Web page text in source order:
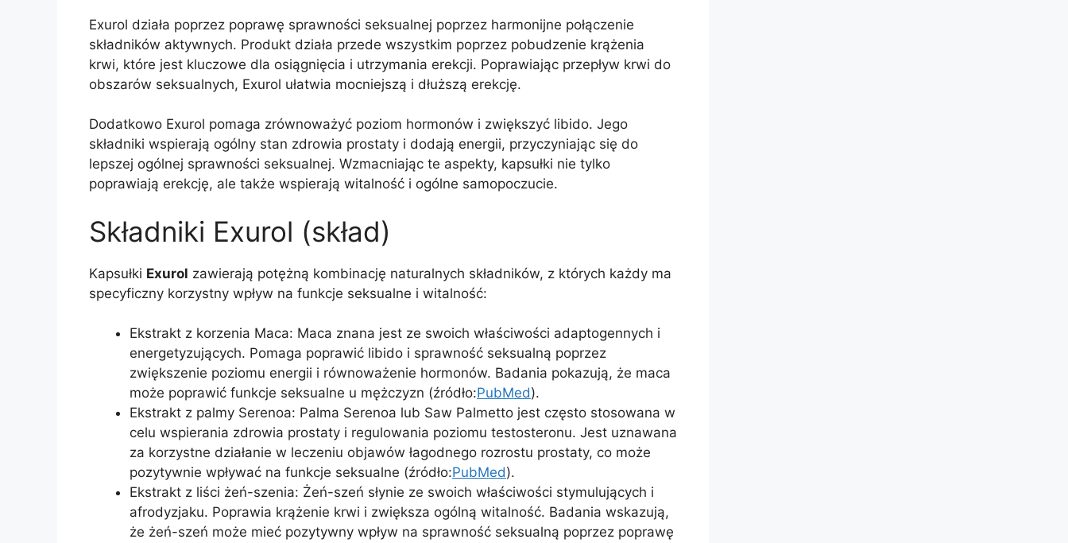
Exurol działa poprzez poprawę sprawności seksualnej poprzez harmonijne połączenie
składników aktywnych. Produkt działa przede wszystkim poprzez pobudzenie krążenia
krwi, które jest kluczowe dla osiągnięcia i utrzymania erekcji. Poprawiając przepływ krwi do
obszarów seksualnych, Exurol ułatwia mocniejszą i dłuższą erekcję.
Dodatkowo Exurol pomaga zrównoważyć poziom hormonów i zwiększyć libido. Jego
składniki wspierają ogólny stan zdrowia prostaty i dodają energii, przyczyniając się do
lepszej ogólnej sprawności seksualnej. Wzmacniając te aspekty, kapsułki nie tylko
poprawiają erekcję, ale także wspierają witalność i ogólne samopoczucie.
Składniki Exurol (skład)
Kapsułki Exurol zawierają potężną kombinację naturalnych składników, z których każdy ma
specyficzny korzystny wpływ na funkcje seksualne i witalność:
Ekstrakt z korzenia Maca: Maca znana jest ze swoich właściwości adaptogennych i
energetyzujących. Pomaga poprawić libido i sprawność seksualną poprzez
zwiększenie poziomu energii i równoważenie hormonów. Badania pokazują, że maca
może poprawić funkcje seksualne u mężczyzn (źródło:PubMed).
Ekstrakt z palmy Serenoa: Palma Serenoa lub Saw Palmetto jest często stosowana w
celu wspierania zdrowia prostaty i regulowania poziomu testosteronu. Jest uznawana
za korzystne działanie w leczeniu objawów łagodnego rozrostu prostaty, co może
pozytywnie wpływać na funkcje seksualne (źródło:PubMed).
Ekstrakt z liści żeń-szenia: Żeń-szeń słynie ze swoich właściwości stymulujących i
afrodyzjaku. Poprawia krążenie krwi i zwiększa ogólną witalność. Badania wskazują,
że żeń-szeń może mieć pozytywny wpływ na sprawność seksualną poprzez poprawę